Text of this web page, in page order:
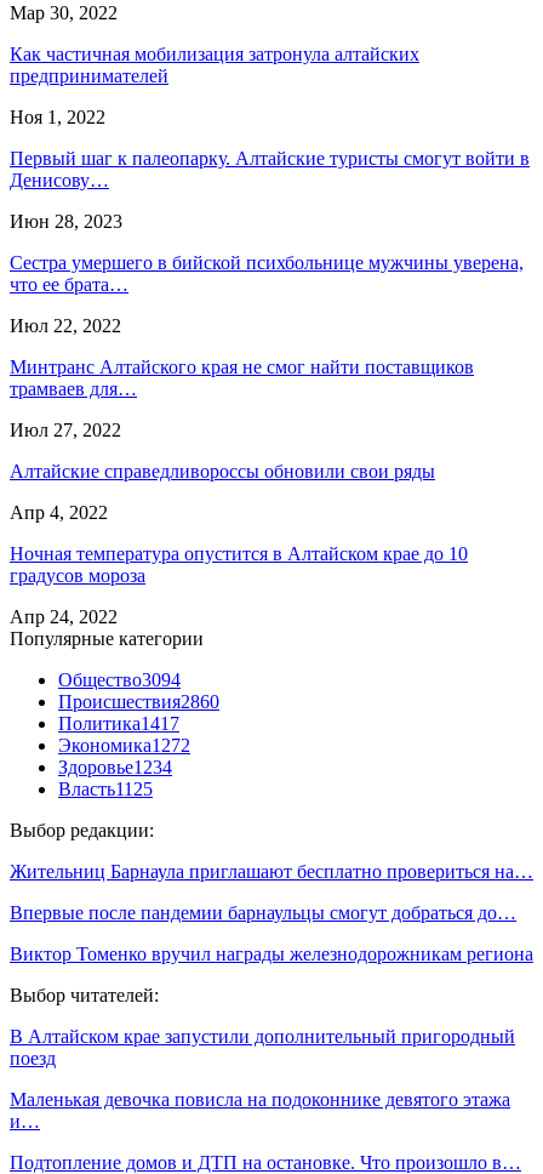
Мар 30, 2022
Как частичная мобилизация затронула алтайских
предпринимателей
Ноя 1, 2022
Первый шаг к палеопарку. Алтайские туристы смогут войти в
Денисову…
Июн 28, 2023
Сестра умершего в бийской психбольнице мужчины уверена,
что ее брата…
Июл 22, 2022
Минтранс Алтайского края не смог найти поставщиков
трамваев для…
Июл 27, 2022
Алтайские справедливороссы обновили свои ряды
Апр 4, 2022
Ночная температура опустится в Алтайском крае до 10
градусов мороза
Апр 24, 2022
Популярные категории
Общество3094
Происшествия2860
Политика1417
Экономика1272
Здоровье1234
Власть1125
Выбор редакции:
Жительниц Барнаула приглашают бесплатно провериться на…
Впервые после пандемии барнаульцы смогут добраться до…
Виктор Томенко вручил награды железнодорожникам региона
Выбор читателей:
В Алтайском крае запустили дополнительный пригородный
поезд
Маленькая девочка повисла на подоконнике девятого этажа
и…
Подтопление домов и ДТП на остановке. Что произошло в…